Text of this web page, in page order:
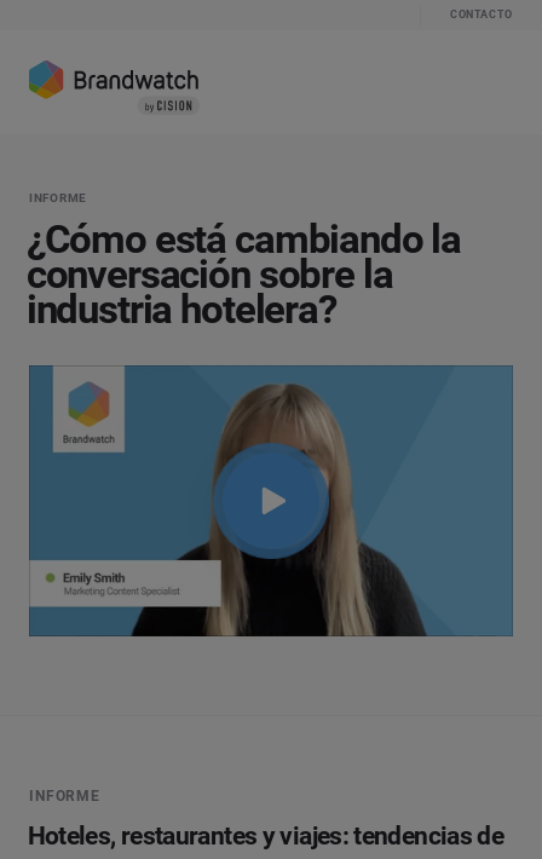
CONTACTO
INFORME
¿Cómo está cambiando la
conversación sobre la
industria hotelera?
INFORME
Hoteles, restaurantes y viajes: tendencias de